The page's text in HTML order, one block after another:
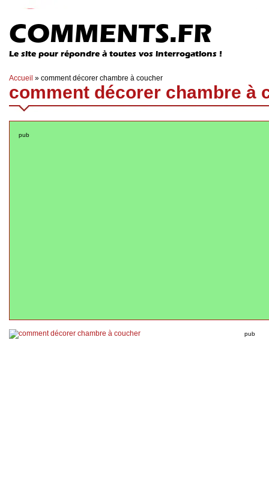
COMMENTS.FR
Le site pour répondre à toutes vos interrogations !
Accueil » comment décorer chambre à coucher
comment décorer chambre à
pub
pub